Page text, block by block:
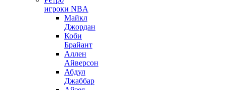
игроки NBA
Майкл
Джордан
Коби
Брайант
Аллен
Айверсон
Абдул
Джаббар